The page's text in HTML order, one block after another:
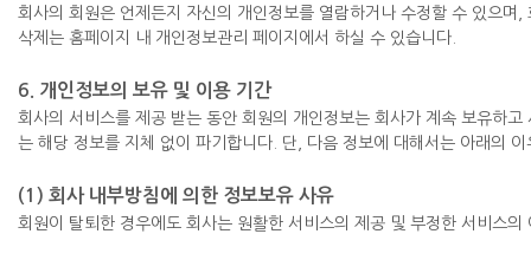
회사의 회원은 언제든지 자신의 개인정보를 열람하거나 수정할 수 있으
삭제는 홈페이지 내 개인정보관리 페이지에서 하실 수 있습니다.
6. 개인정보의 보유 및 이용 기간
회사의 서비스를 제공 받는 동안 회원의 개인정보는 회사가 계속 보유하
는 해당 정보를 지체 없이 파기합니다. 단, 다음 정보에 대해서는 아래의
(1) 회사 내부방침에 의한 정보보유 사유
회원이 탈퇴한 경우에도 회사는 원활한 서비스의 제공 및 부정한 서비스